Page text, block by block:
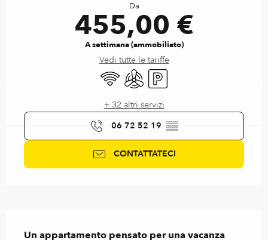
Da
455,00 €
A settimana (ammobiliato)
Vedi tutte le tariffe
Wi-Fi Aria condizionata
Parcheggio
+ 32 altri servizi
06 72 52 19 ▒▒
CONTATTATECI
Un appartamento pensato per una vacanza